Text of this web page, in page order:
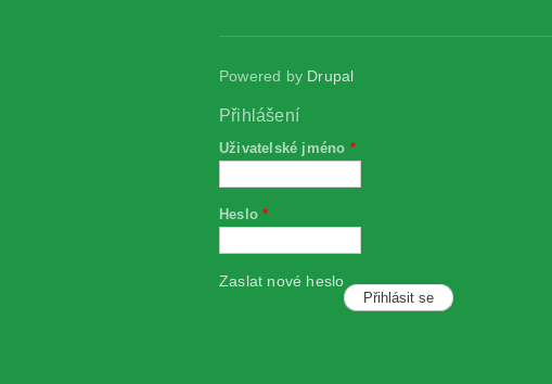
Powered by Drupal
Přihlášení
Uživatelské jméno *
Heslo*
Zaslat nové heslo